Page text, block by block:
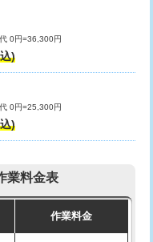
38,500円
33,000円
0円=36,300円
)
0円=25,300円
)
業料金表
作業料金